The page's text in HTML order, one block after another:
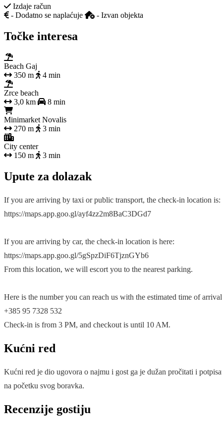
Izdaje račun
- Dodatno se naplaćuje
- Izvan objekta
Točke interesa
Beach Gaj
350 m
4 min
Zrce beach
3,0 km
8 min
Minimarket Novalis
270 m
3 min
City center
150 m
3 min
Upute za dolazak
If you are arriving by taxi or public transport, the check-in location is:
https://maps.app.goo.gl/ayf4zz2m8BaC3DGd7
If you are arriving by car, the check-in location is here:
https://maps.app.goo.gl/5gSpzDiF6TjznGYb6
From this location, we will escort you to the nearest parking.
Here is the number you can reach us with the estimated time of
+385 95 7328 532
Check-in is from 3 PM, and checkout is until 10 AM.
Kućni red
Kućni red je dio ugovora o najmu i gost ga je dužan pročitati i
na početku svog boravka.
Recenzije gostiju